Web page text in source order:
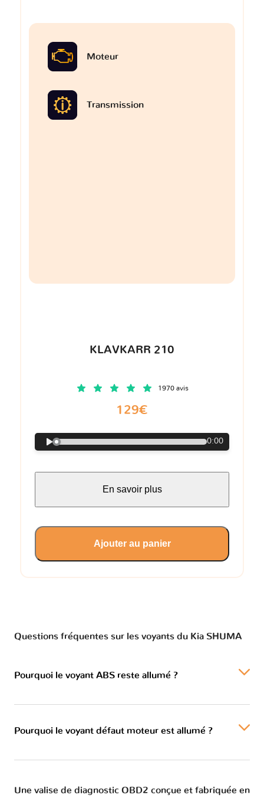
Moteur
Transmission
KLAVKARR 210
1970 avis
129€
0:00
En savoir plus
Ajouter au panier
Questions fréquentes sur les voyants du Kia SHUMA
Pourquoi le voyant ABS reste allumé ?
Pourquoi le voyant défaut moteur est allumé ?
Une valise de diagnostic OBD2 conçue et fabriquée en